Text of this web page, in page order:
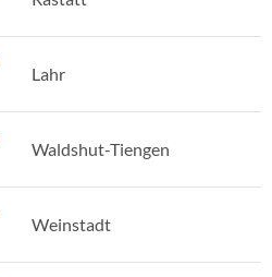
Lahr
Waldshut-Tiengen
Weinstadt